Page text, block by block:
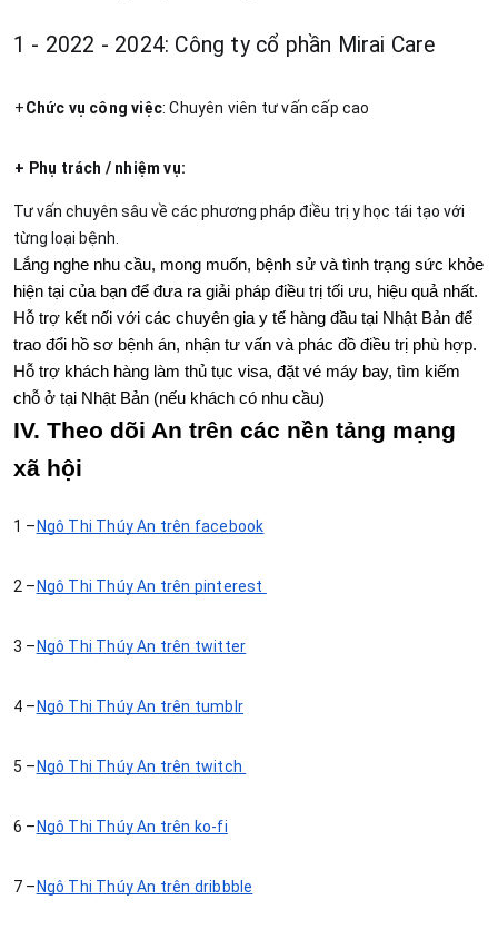
1 - 2022 - 2024: Công ty cổ phần Mirai Care
+Chức vụ công việc: Chuyên viên tư vấn cấp cao
+ Phụ trách / nhiệm vụ:
Tư vấn chuyên sâu về các phương pháp điều trị y học tái tạo với
từng loại bệnh.
Lắng nghe nhu cầu, mong muốn, bệnh sử và tình trạng sức khỏe
hiện tại của bạn để đưa ra giải pháp điều trị tối ưu, hiệu quả nhất.
Hỗ trợ kết nối với các chuyên gia y tế hàng đầu tại Nhật Bản để
trao đổi hồ sơ bệnh án, nhận tư vấn và phác đồ điều trị phù hợp.
Hỗ trợ khách hàng làm thủ tục visa, đặt vé máy bay, tìm kiếm
chỗ ở tại Nhật Bản (nếu khách có nhu cầu)
IV. Theo dõi An trên các nền tảng mạng
xã hội
1 – Ngô Thị Thúy An trên facebook
2 – Ngô Thị Thúy An trên pinterest
3 – Ngô Thị Thúy An trên twitter
4 – Ngô Thị Thúy An trên tumblr
5 – Ngô Thị Thúy An trên twitch
6 – Ngô Thị Thúy An trên ko-fi
7 – Ngô Thị Thúy An trên dribbble